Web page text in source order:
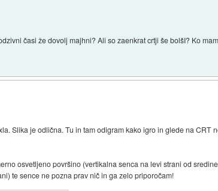
časi že dovolj majhni? Ali so zaenkrat crtji še bolšI? Ko
Slika je odlična. Tu in tam odigram kako igro in glede na CRT
osvetljeno površino (vertikalna senca na levi strani od
te sence ne pozna prav nič in ga zelo priporočam!